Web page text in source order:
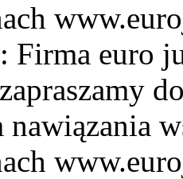
: Firma euro